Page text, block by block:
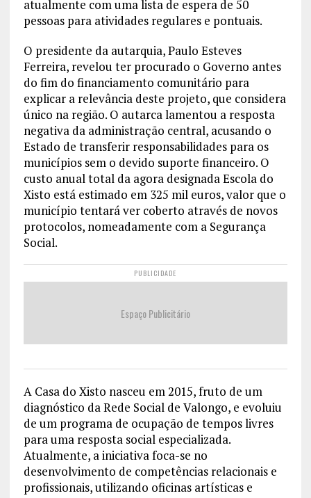
atualmente com uma lista de espera de 50
pessoas para atividades regulares e pontuais.
O presidente da autarquia, Paulo Esteves
Ferreira, revelou ter procurado o Governo antes
do fim do financiamento comunitário para
explicar a relevância deste projeto, que considera
único na região. O autarca lamentou a resposta
negativa da administração central, acusando o
Estado de transferir responsabilidades para os
municípios sem o devido suporte financeiro. O
custo anual total da agora designada Escola do
Xisto está estimado em 325 mil euros, valor que o
município tentará ver coberto através de novos
protocolos, nomeadamente com a Segurança
Social.
PUBLICIDADE
Espaço Publicitário
A Casa do Xisto nasceu em 2015, fruto de um
diagnóstico da Rede Social de Valongo, e evoluiu
de um programa de ocupação de tempos livres
para uma resposta social especializada.
Atualmente, a iniciativa foca-se no
desenvolvimento de competências relacionais e
profissionais, utilizando oficinas artísticas e